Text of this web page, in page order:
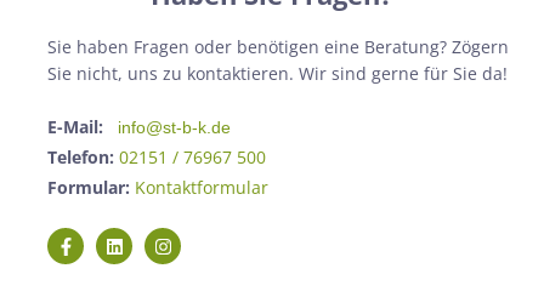
Sie haben Fragen oder benötigen eine Beratung? Zögern
Sie nicht, uns zu kontaktieren. Wir sind gerne für Sie da!
E-Mail: info@st-b-k.de
Telefon: 02151 / 76967 500
Formular: Kontaktformular